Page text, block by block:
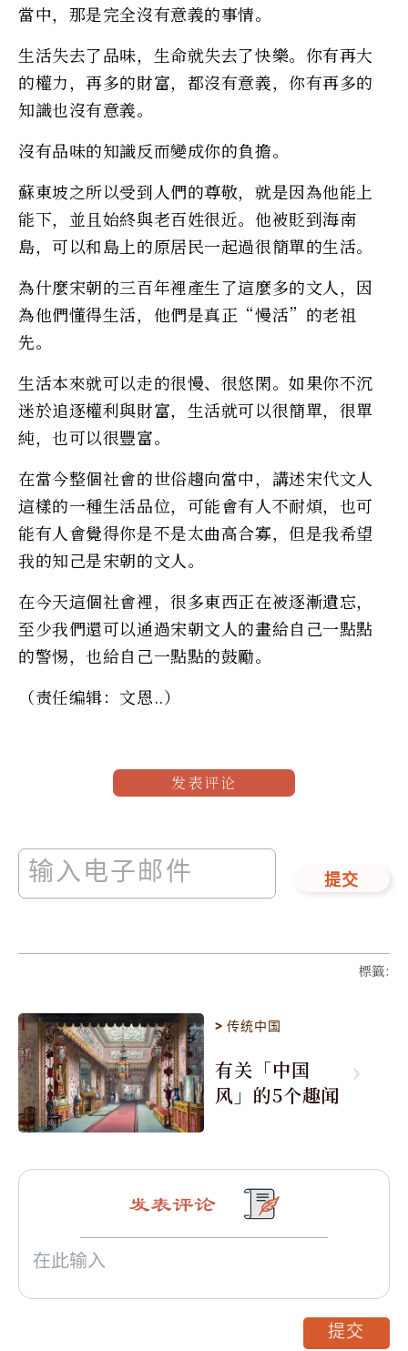
當中，那是完全沒有意義的事情。
生活失去了品味，生命就失去了快樂。你有再大
的權力，再多的財富，都沒有意義，你有再多的
知識也沒有意義。
沒有品味的知識反而變成你的負擔。
蘇東坡之所以受到人們的尊敬，就是因為他能上
能下，並且始終與老百姓很近。他被貶到海南
島，可以和島上的原居民一起過很簡單的生活。
為什麼宋朝的三百年裡產生了這麼多的文人，因
為他們懂得生活，他們是真正“慢活”的老祖
先。
生活本來就可以走的很慢、很悠閑。如果你不沉
迷於追逐權利與財富，生活就可以很簡單，很單
純，也可以很豐富。
在當今整個社會的世俗趨向當中，講述宋代文人
這樣的一種生活品位，可能會有人不耐煩，也可
能有人會覺得你是不是太曲高合寡，但是我希望
我的知己是宋朝的文人。
在今天這個社會裡，很多東西正在被逐漸遺忘，
至少我們還可以通過宋朝文人的畫給自己一點點
的警惕，也給自己一點點的鼓勵。
（责任编辑：文恩..）
发表评论
提交
標籤:
>传统中国
有关「中国
风」的5个趣闻
发表评论
提交